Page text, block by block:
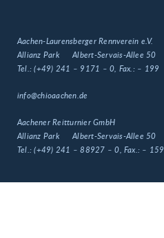
Aachen-Laurensberger Rennverein e.V.
Allianz Park
Albert-Servais-Allee 50
Tel.:(+49) 241 – 9171 – 0 , Fax.: – 199
info@chioaachen.de
Aachener Reitturnier GmbH
Allianz Park
Albert-Servais-Allee 50
Tel.:(+49) 241 – 88927 – 0 , Fax.: – 159